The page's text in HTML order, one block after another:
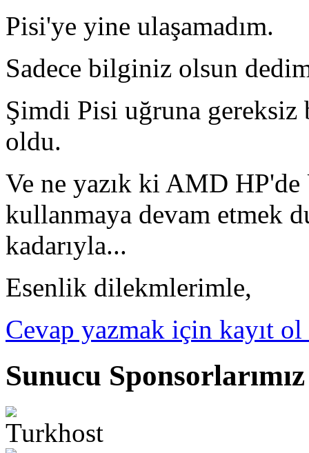
Pisi'ye yine ulaşamadım.
Sadece bilginiz olsun
Şimdi Pisi uğruna
oldu.
Ve ne yazık ki AMD
kullanmaya devam etmek
kadarıyla...
Esenlik dilekmlerimle,
Cevap yazmak için kayıt
Sunucu Sponsorlarımız